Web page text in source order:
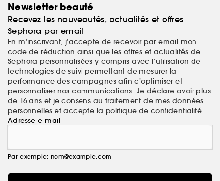
Newsletter beauté
Recevez les nouveautés, actualités et offres
Sephora par email
En m’inscrivant, j’accepte de recevoir par email mon
code de réduction ainsi que les offres et actualités de
Sephora personnalisées y compris avec l’utilisation de
technologies de suivi permettant de mesurer la
performance des campagnes afin d'optimiser et
personnaliser nos communications. Je déclare avoir plus
de 16 ans et je consens au traitement de mes données
personnelleset accepte la politique de confidentialité .
Adresse e-mail
Par exemple: nom@example.com